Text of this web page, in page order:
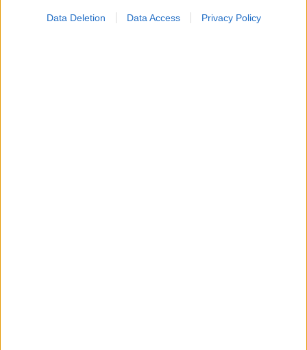
Data Deletion Data Access Privacy Policy
με το πέρασμα του χρόνου